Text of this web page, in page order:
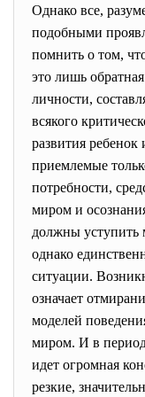
Однако все,
подобными
помнить о том,
это лишь
личности,
всякого
развития
приемлемые
потребности,
миром и
должны
однако
ситуации.
означает
моделей
миром. И в
идет огромная
резкие,